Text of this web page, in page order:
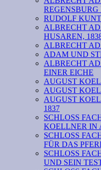
REGENSBURG
RUDOLF
ALBRECHT
HUSAREN,
ALBRECHT
ADAM UND
ALBRECHT
EINER EICHE
AUGUST
AUGUST
AUGUST
1837
SCHLOSS
KOELLNER IN
SCHLOSS
FÜR DAS
SCHLOSS
UND SEIN